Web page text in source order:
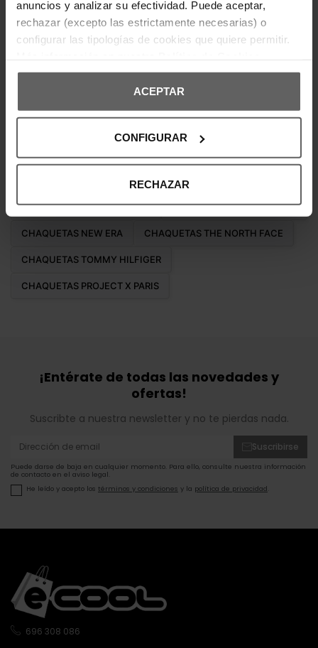
anuncios y analizar su efectividad. Puede aceptar,
rechazar (excepto las estrictamente necesarias) o
configurar las tipologías de cookies que quiere permitir.
ACEPTAR
CONFIGURAR
RECHAZAR
BAÑADORES LACOSTE CAMISETAS LACOSTE
Otras marcas de Chaquetas
CHAQUETAS CALVIN KLEIN CHAQUETAS ELLESSE
CHAQUETAS GUESS
CHAQUETAS HELLY HANSEN CHAQUETAS JACK & JONES
CHAQUETAS NEW ERA CHAQUETAS THE NORTH FACE
CHAQUETAS TOMMY HILFIGER
CHAQUETAS PROJECT X PARIS
¡Entérate de todas las novedades y
ofertas!
Suscribte a nuestra newsletter y no te pierdas nada.
Suscribirse
Puede darse de baja en cualquier momento. Para ello, consulte nuestra información
de contacto en el aviso legal.
He leído y acepto los términos y condiciones y la política de privacidad
696 308 086